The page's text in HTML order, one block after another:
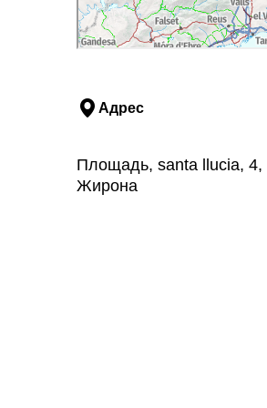
Адрес
Площадь, santa llucia, 4,
Жирона